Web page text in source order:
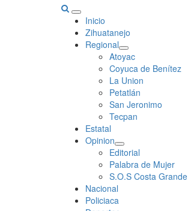
Primary
Menu
Inicio
Zihuatanejo
Regional
Atoyac
Coyuca de Benítez
La Union
Petatlán
San Jeronimo
Tecpan
Estatal
Opinion
Editorial
Palabra de Mujer
S.O.S Costa Grande
Nacional
Policiaca